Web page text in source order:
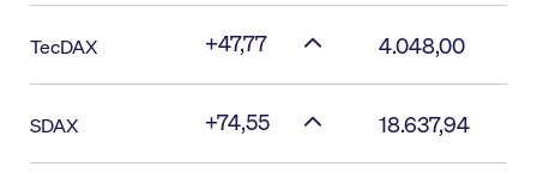
TecDAX +47,77 4.048,00
SDAX +74,55 18.637,94